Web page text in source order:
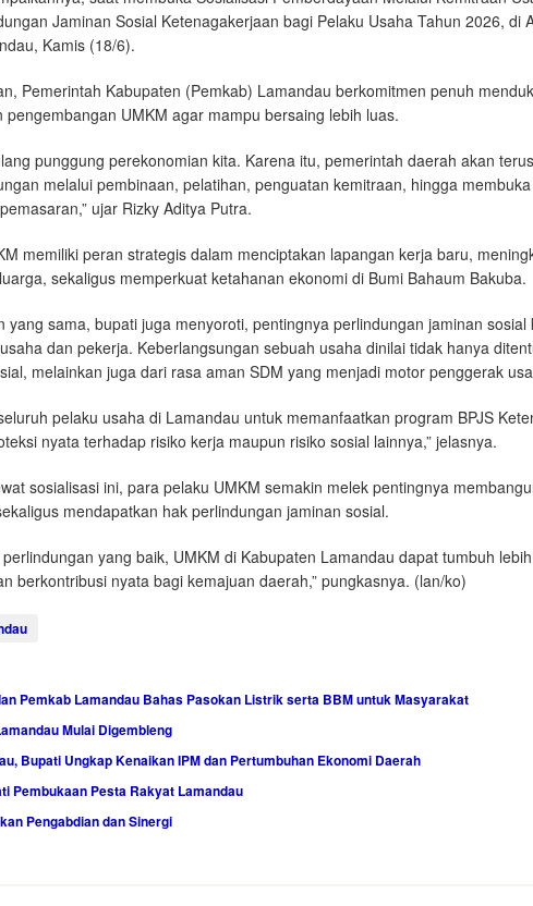
Jaminan Sosial Ketenagakerjaan bagi Pelaku Usaha Tahun 2026, di
Kamis (18/6).
Pemerintah Kabupaten (Pemkab) Lamandau berkomitmen penuh
pengembangan UMKM agar mampu bersaing lebih luas.
punggung perekonomian kita. Karena itu, pemerintah daerah akan
melalui pembinaan, pelatihan, penguatan kemitraan, hingga
ujar Rizky Aditya Putra.
memiliki peran strategis dalam menciptakan lapangan kerja baru,
sekaligus memperkuat ketahanan ekonomi di Bumi Bahaum Bakuba.
yang sama, bupati juga menyoroti, pentingnya perlindungan jaminan sosial
dan pekerja. Keberlangsungan sebuah usaha dinilai tidak hanya
melainkan juga dari rasa aman SDM yang menjadi motor penggerak
pelaku usaha di Lamandau untuk memanfaatkan program BPJS
nyata terhadap risiko kerja maupun risiko sosial lainnya,” jelasnya.
sosialisasi ini, para pelaku UMKM semakin melek pentingnya
mendapatkan hak perlindungan jaminan sosial.
yang baik, UMKM di Kabupaten Lamandau dapat tumbuh
berkontribusi nyata bagi kemajuan daerah,” pungkasnya. (lan/ko)
Pemkab Lamandau Bahas Pasokan Listrik serta BBM untuk Masyarakat
Mulai Digembleng
Bupati Ungkap Kenaikan IPM dan Pertumbuhan Ekonomi Daerah
Pembukaan Pesta Rakyat Lamandau
Pengabdian dan Sinergi